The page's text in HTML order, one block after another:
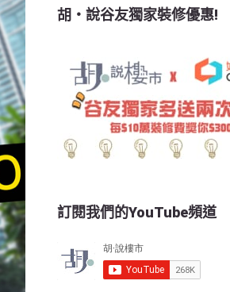
胡‧說谷友獨家裝修優惠!
訂閱我們的YouTube頻道